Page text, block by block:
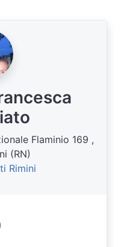
Flaminio 169 ,
(RN)
Rimini